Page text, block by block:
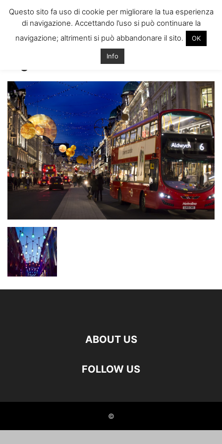
ITALIANI A
LONDRA
Il blog degli Italiani nella rebel city
Home It’s beginning to look a lot like Christmas….
regent-street-
regent-street-2199811_960_720
ABOUT US
FOLLOW US
©
Questo sito fa uso di cookie per migliorare la tua esperienza
di navigazione. Accettando l’uso si può continuare la
navigazione; altrimenti si può abbandonare il sito.
OK
Info